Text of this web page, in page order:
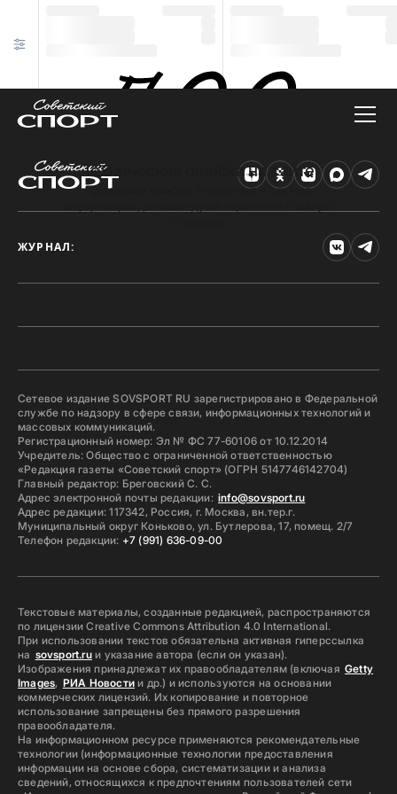
Техническая ошибка на сайте
Произошла ошибка. Чтобы найти нужную
ЖУРНАЛ:
Сетевое издание SOVSPORT RU зарегистрировано в Федеральной
службе по надзору в сфере связи, информационных технологий и
массовых коммуникаций.
Регистрационный номер: Эл № ФС 77-60106 от 10.12.2014
Учредитель: Общество с ограниченной ответственностью
«Редакция газеты «Советский спорт» (ОГРН 5147746142704)
Главный редактор: Бреговский С. С.
Адрес электронной почты редакции: info@sovsport.ru
Адрес редакции: 117342, Россия, г. Москва, вн.тер.г.
Муниципальный округ Коньково, ул. Бутлерова, 17, помещ. 2/7
Телефон редакции: +7 (991) 636-09-00
Текстовые материалы, созданные редакцией, распространяются
по лицензии Creative Commons Attribution 4.0 International.
При использовании текстов обязательна активная гиперссылка
на sovsport.ruи указание автора (если он указан).
Изображения принадлежат их правообладателям (включая Getty
Images, РИА Новостии др.) и используются на основании
коммерческих лицензий. Их копирование и повторное
использование запрещены без прямого разрешения
правообладателя.
На информационном ресурсе применяются рекомендательные
технологии (информационные технологии предоставления
информации на основе сбора, систематизации и анализа
сведений, относящихся к предпочтениям пользователей сети